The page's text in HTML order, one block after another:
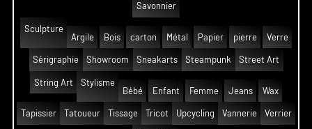
Savonnier
Sculpture
Argile
Bois carton Métal Papier pierre Verre
Sérigraphie Showroom Sneakarts Steampunk Street Art
String Art
Stylisme
Bébé
Enfant Femme Jeans Wax
Tapissier Tatoueur Tissage Tricot Upcycling Vannerie Verrier